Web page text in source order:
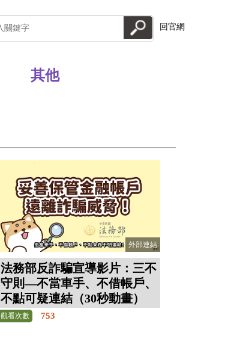
回官網
其他
外部連結
法務部反詐騙宣導影片：三不
守則—不當車手、不借帳戶、
不點可疑連結（30秒動畫）
觀看次數 753